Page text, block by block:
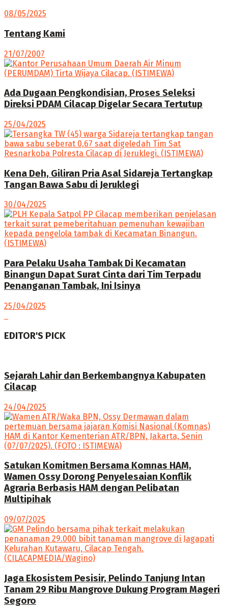
08/05/2025
Tentang Kami
21/07/2007
Ada Dugaan Pengkondisian, Proses Seleksi
Direksi PDAM Cilacap Digelar Secara Tertutup
25/04/2025
Kena Deh, Giliran Pria Asal Sidareja Tertangkap
Tangan Bawa Sabu di Jeruklegi
30/04/2025
Para Pelaku Usaha Tambak Di Kecamatan
Binangun Dapat Surat Cinta dari Tim Terpadu
Penanganan Tambak, Ini Isinya
25/04/2025
EDITOR'S PICK
Sejarah Lahir dan Berkembangnya Kabupaten
Cilacap
24/04/2025
Satukan Komitmen Bersama Komnas HAM,
Wamen Ossy Dorong Penyelesaian Konflik
Agraria Berbasis HAM dengan Pelibatan
Multipihak
09/07/2025
Jaga Ekosistem Pesisir, Pelindo Tanjung Intan
Tanam 29 Ribu Mangrove Dukung Program Mageri
Segoro